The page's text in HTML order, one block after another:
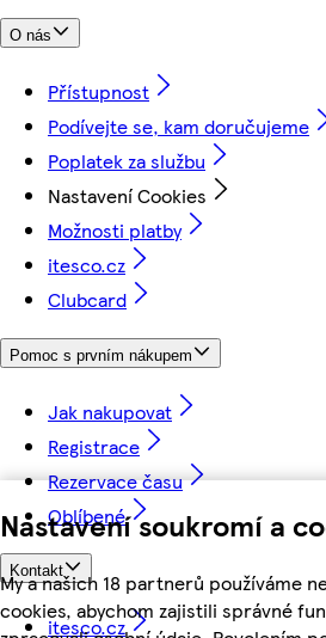
Nastavení soukromí a
My a našich 18 partnerů používáme
cookies, abychom zajistili správné
O nás
Přístupnost
Podívejte se, kam doručujeme
Poplatek za službu
Nastavení Cookies
Možnosti platby
itesco.cz
Clubcard
Pomoc s prvním nákupem
Jak nakupovat
Registrace
Rezervace času
Oblíbené
Kontakt
itesco.cz